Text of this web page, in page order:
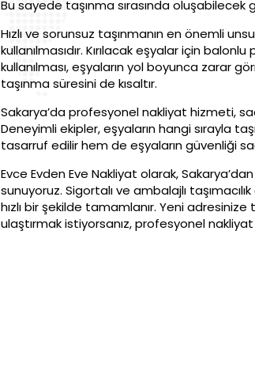
Bu sayede taşınma sırasında oluşabilecek
Hızlı ve sorunsuz taşınmanın en önemli
kullanılmasıdır. Kırılacak eşyalar için
kullanılması, eşyaların yol boyunca zarar
taşınma süresini de kısaltır.
Sakarya’da profesyonel nakliyat hizmeti,
Deneyimli ekipler, eşyaların hangi sırayla
tasarruf edilir hem de eşyaların güvenliği
Evce Evden Eve Nakliyat olarak,
sunuyoruz. Sigortalı ve ambalajlı
hızlı bir şekilde tamamlanır. Yeni
ulaştırmak istiyorsanız, profesyonel